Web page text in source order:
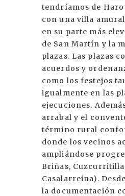
tendríamos de
con una villa
en su parte más
de San Martín y la
plazas. Las plazas
acuerdos y
como los festejos
igualmente en las
ejecuciones.
arrabal y el
término rural
donde los vecinos
ampliándose
Briñas, Cuzcurritilla
Casalarreina).
la documentación